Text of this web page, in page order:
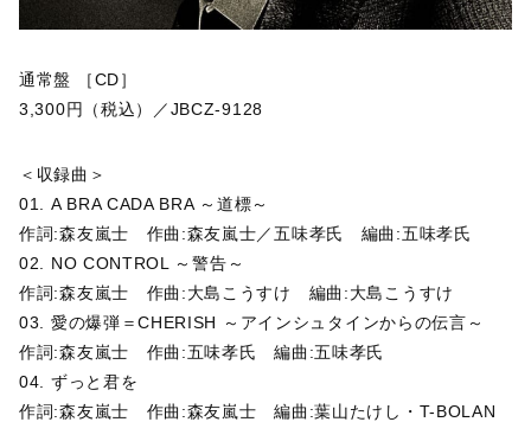
通常盤 ［CD］
3,300円（税込）／JBCZ-9128
＜収録曲＞
01. A BRA CADA BRA ～道標～
作詞:森友嵐士 作曲:森友嵐士／五味孝氏 編曲:五味孝氏
02. NO CONTROL ～警告～
作詞:森友嵐士 作曲:大島こうすけ 編曲:大島こうすけ
03. 愛の爆弾＝CHERISH ～アインシュタインからの伝言～
作詞:森友嵐士 作曲:五味孝氏 編曲:五味孝氏
04. ずっと君を
作詞:森友嵐士 作曲:森友嵐士 編曲:葉山たけし・T-BOLAN